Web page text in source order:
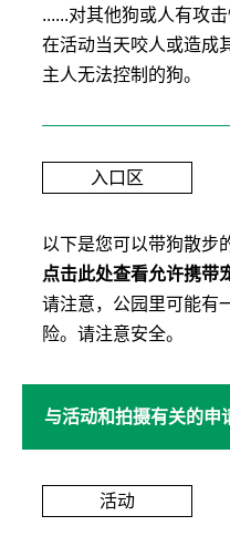
......对其他狗或人有攻击
在活动当天咬人或造成
主人无法控制的狗。
入口区
以下是您可以带狗散步
点击此处查看允许携带
请注意，公园里可能有
险。请注意安全。
与活动和拍摄有关的申
活动